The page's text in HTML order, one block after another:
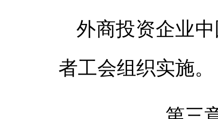
外商投资企业
者工会组织实施。